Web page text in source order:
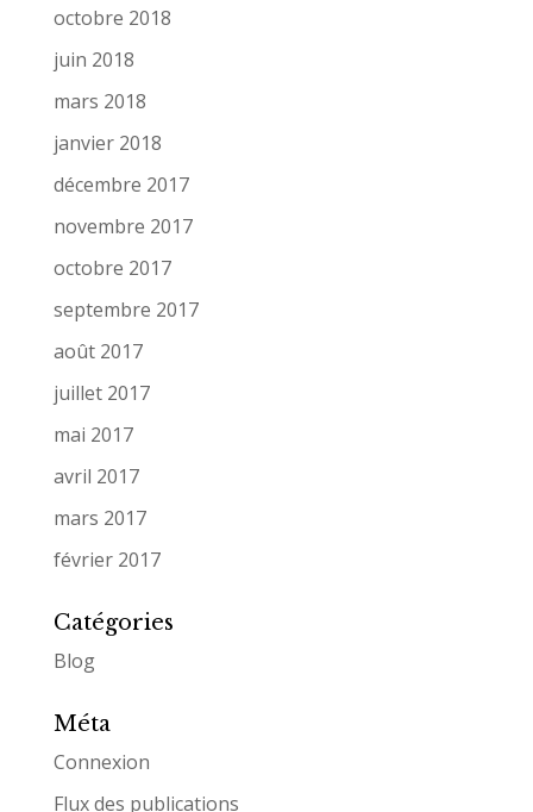
octobre 2018
juin 2018
mars 2018
janvier 2018
décembre 2017
novembre 2017
octobre 2017
septembre 2017
août 2017
juillet 2017
mai 2017
avril 2017
mars 2017
février 2017
Catégories
Blog
Méta
Connexion
Flux des publications